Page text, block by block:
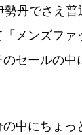
勢丹でさえ
メンズファ
セールの中
中にちょっ